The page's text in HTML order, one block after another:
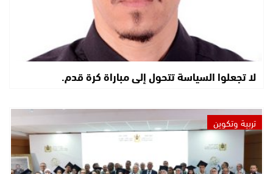
لا تجعلوا السياسة تتحول إلى مباراة كرة قدم.
تربية وتكوين